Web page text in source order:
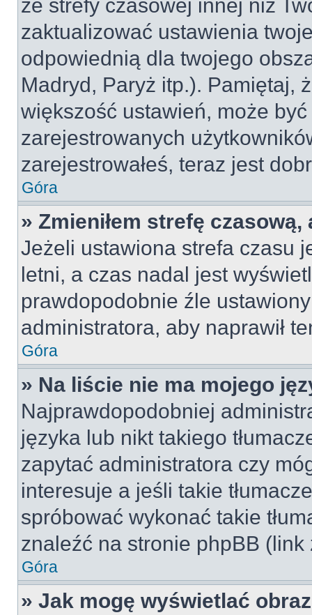
ze strefy czasowej innej niż
zaktualizować ustawienia
odpowiednią dla twojego
Madryd, Paryż itp.). Pamiętaj,
większość ustawień, może
zarejestrowanych
zarejestrowałeś, teraz jest
Góra
» Zmieniłem strefę
Jeżeli ustawiona strefa czasu
letni, a czas nadal jest
prawdopodobnie źle
administratora, aby naprawił
Góra
» Na liście nie ma mojego
Najprawdopodobniej
języka lub nikt takiego
zapytać administratora czy
interesuje a jeśli takie
spróbować wykonać takie
znaleźć na stronie phpBB
Góra
» Jak mogę wyświetlać